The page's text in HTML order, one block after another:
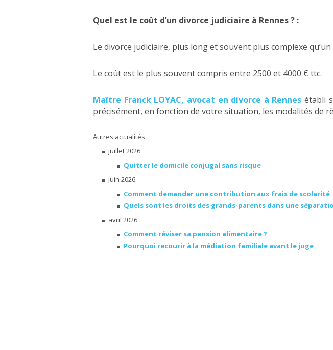
Quel est le coût d’un divorce judiciaire à Rennes ? :
Le divorce judiciaire, plus long et souvent plus complexe
Le coût est le plus souvent compris entre 2500 et 4000 € ttc.
Maître Franck LOYAC, avocat en divorce à Rennes établi
précisément, en fonction de votre situation, les modalités de
Autres actualités
juillet 2026
Quitter le domicile conjugal sans risque
juin 2026
Comment demander une contribution aux frais de scolarité
Quels sont les droits des grands-parents dans une
avril 2026
Comment réviser sa pension alimentaire ?
Pourquoi recourir à la médiation familiale avant le juge